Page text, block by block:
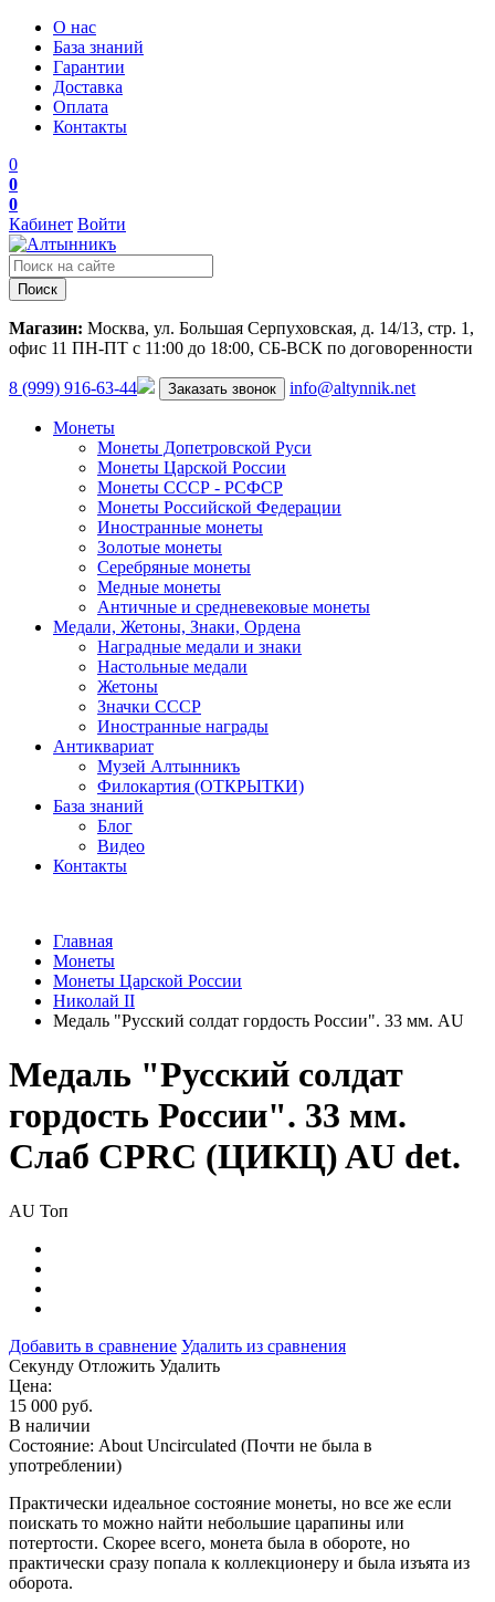
О нас
База знаний
Гарантии
Доставка
Оплата
Контакты
0
0
0
Кабинет Войти
Поиск
Магазин: Москва, ул. Большая Серпуховская, д. 14/13, стр. 1,
офис 11 ПН-ПТ с 11:00 до 18:00, СБ-ВСК по договоренности
8 (999) 916-63-44 Заказать звонок info@altynnik.net
Монеты
Монеты Допетровской Руси
Монеты Царской России
Монеты СССР - РСФСР
Монеты Российской Федерации
Иностранные монеты
Золотые монеты
Серебряные монеты
Медные монеты
Античные и средневековые монеты
Медали, Жетоны, Знаки, Ордена
Наградные медали и знаки
Настольные медали
Жетоны
Значки СССР
Иностранные награды
Антиквариат
Музей Алтынникъ
Филокартия (ОТКРЫТКИ)
База знаний
Блог
Видео
Контакты
Главная
Монеты
Монеты Царской России
Николай II
Медаль "Русский солдат гордость России". 33 мм. AU
Медаль "Русский солдат
гордость России". 33 мм.
Слаб CPRC (ЦИКЦ) AU det.
AU Топ
Добавить в сравнение Удалить из сравнения
Cекунду Отложить Удалить
Цена:
15 000 руб.
В наличии
Состояние: About Uncirculated (Почти не была в
употреблении)
Практически идеальное состояние монеты, но все же если
поискать то можно найти небольшие царапины или
потертости. Скорее всего, монета была в обороте, но
практически сразу попала к коллекционеру и была изъята из
оборота.